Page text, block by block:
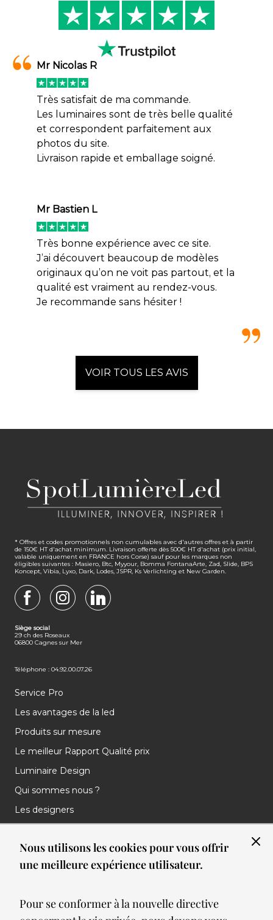
Nous utilisons les cookies pour vous offrir
une meilleure expérience utilisateur.
Pour se conformer à la nouvelle directive
Mr Nicolas R
Très satisfait de ma commande.
Les luminaires sont de très belle qualité
et correspondent parfaitement aux
photos du site.
Livraison rapide et emballage soigné.
Mr Bastien L
Très bonne expérience avec ce site.
J’ai découvert beaucoup de modèles
originaux qu’on ne voit pas partout, et la
qualité est vraiment au rendez-vous.
Je recommande sans hésiter !
VOIR TOUS LES AVIS
* Offres et codes promotionnels non cumulables avec d'autres offres et à partir
de 150€ HT d'achat minimum. Livraison offerte dès 500€ HT d'achat (prix initial,
valable uniquement en FRANCE hors Corse) sauf pour les marques non
éligibles suivantes : Masiero, Btc, Myyour, Bomma FontanaArte, Zad, Slide, BPS
Koncept, Vibia, Lyxo, Dark, Lodes, JSPR, Ks Verlichting et New Garden.
Siège social
29 ch des Roseaux
06800 Cagnes sur Mer
Téléphone : 04.92.00.07.26
Service Pro
Les avantages de la led
Produits sur mesure
Le meilleur Rapport Qualité prix
Luminaire Design
Qui sommes nous ?
Les designers
Nos réalisations
Nos Clients
Meilleures ventes